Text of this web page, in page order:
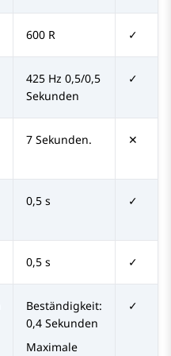
600 R ✓
425 Hz 0,5/0,5
Sekunden
✓
7 Sekunden. ✕
0,5 s ✓
0,5 s ✓
Beständigkeit:
0,4 Sekunden
Maximale
✓